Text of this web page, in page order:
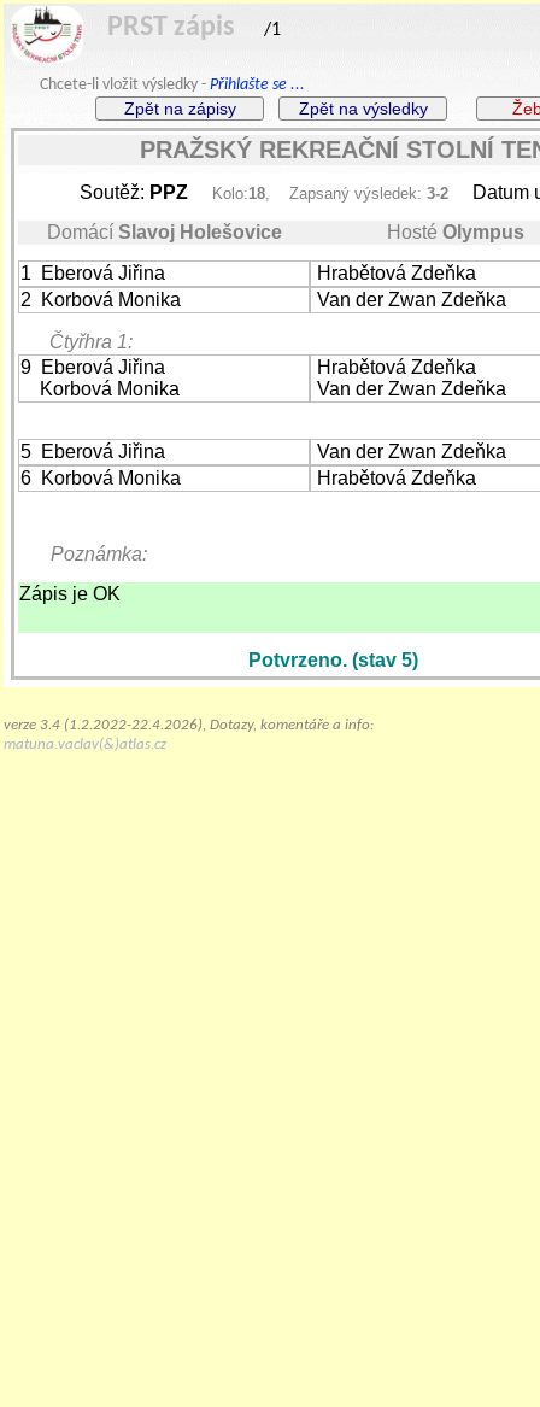
PRST zápis /1
Chcete-li vložit výsledky - Přihlašte se ...
PRAŽSKÝ REKREAČNÍ STOLNÍ
Soutěž: PPZ Kolo:18, Zapsaný výsledek: 3-2
Datum
Domácí Slavoj Holešovice Hosté Olympus
1 Eberová Jiřina
Hrabětová Zdeňka
2 Korbová Monika
Van der Zwan Zdeňka
Čtyřhra 1:
9 Eberová Jiřina
Korbová Monika
Hrabětová Zdeňka
Van der Zwan Zdeňka
5 Eberová Jiřina
Van der Zwan Zdeňka
6 Korbová Monika
Hrabětová Zdeňka
Poznámka:
Zápis je OK
Potvrzeno. (stav 5)
verze 3.4 (1.2.2022-22.4.2026), Dotazy, komentáře a info:
matuna.vaclav(&)atlas.cz